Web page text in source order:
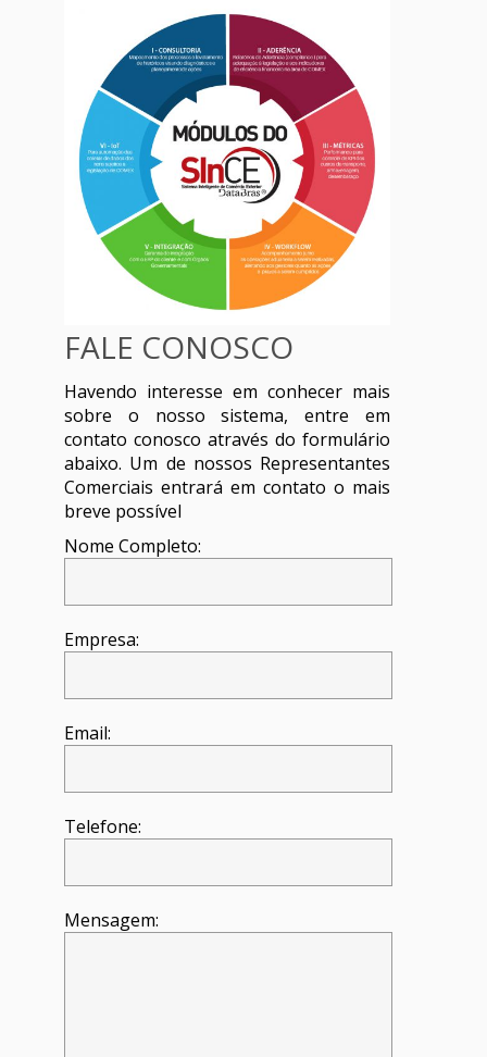
FALE CONOSCO
Havendo interesse em conhecer mais
sobre o nosso sistema, entre em
contato conosco através do formulário
abaixo. Um de nossos Representantes
Comerciais entrará em contato o mais
breve possível
Nome Completo:
Empresa:
Email:
Telefone:
Mensagem: